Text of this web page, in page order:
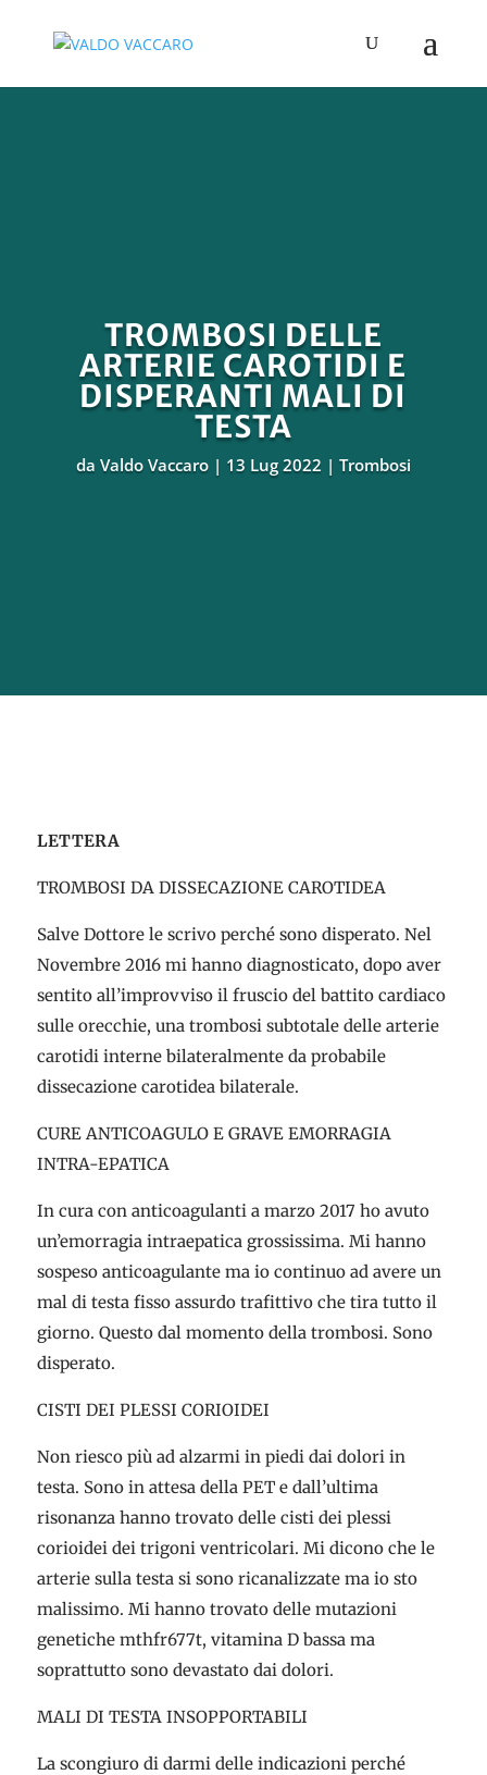
TROMBOSI DELLE
ARTERIE CAROTIDI E
DISPERANTI MALI DI
TESTA
da Valdo Vaccaro 13 Lug 2022 Trombosi
LETTERA
TROMBOSI DA DISSECAZIONE CAROTIDEA
Salve Dottore le scrivo perché sono disperato. Nel
Novembre 2016 mi hanno diagnosticato, dopo aver
sentito all’improvviso il fruscio del battito cardiaco
sulle orecchie, una trombosi subtotale delle arterie
carotidi interne bilateralmente da probabile
dissecazione carotidea bilaterale.
CURE ANTICOAGULO E GRAVE EMORRAGIA
INTRA-EPATICA
In cura con anticoagulanti a marzo 2017 ho avuto
un’emorragia intraepatica grossissima. Mi hanno
sospeso anticoagulante ma io continuo ad avere un
mal di testa fisso assurdo trafittivo che tira tutto il
giorno. Questo dal momento della trombosi. Sono
disperato.
CISTI DEI PLESSI CORIOIDEI
Non riesco più ad alzarmi in piedi dai dolori in
testa. Sono in attesa della PET e dall’ultima
risonanza hanno trovato delle cisti dei plessi
corioidei dei trigoni ventricolari. Mi dicono che le
arterie sulla testa si sono ricanalizzate ma io sto
malissimo. Mi hanno trovato delle mutazioni
genetiche mthfr677t, vitamina D bassa ma
soprattutto sono devastato dai dolori.
MALI DI TESTA INSOPPORTABILI
La scongiuro di darmi delle indicazioni perché